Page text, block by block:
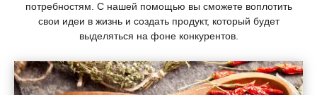
потребностям. С нашей помощью вы сможете воплотить
свои идеи в жизнь и создать продукт, который будет
выделяться на фоне конкурентов.